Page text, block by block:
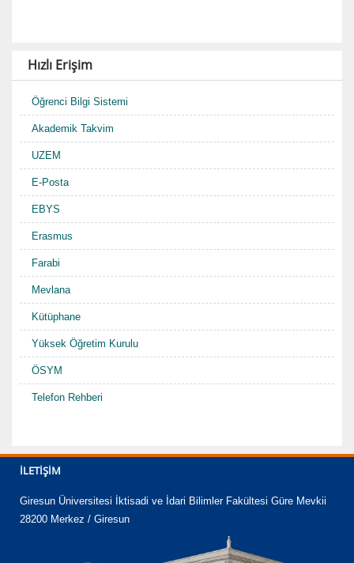
Hızlı Erişim
Öğrenci Bilgi Sistemi
Akademik Takvim
UZEM
E-Posta
EBYS
Erasmus
Farabi
Mevlana
Kütüphane
Yüksek Öğretim Kurulu
ÖSYM
Telefon Rehberi
İLETIŞIM
Giresun Üniversitesi İktisadi ve İdari Bilimler Fakültesi Güre Mevkii
28200 Merkez / Giresun